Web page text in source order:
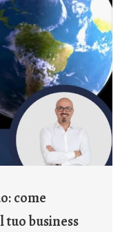
come
business